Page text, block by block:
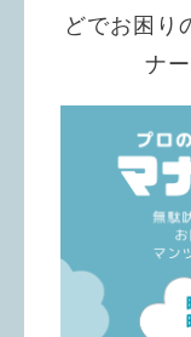
どでお困
ナ